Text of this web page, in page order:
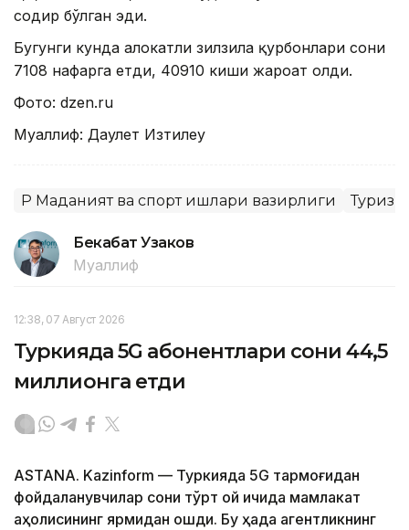
содир бўлган эди.
Бугунги кунда ҳалокатли зилзила қурбонлари сони
7108 нафарга етди, 40910 киши жароҳат олди.
Фото: dzen.ru
Муаллиф: Даулет Изтилеу
ҚР Маданият ва спорт ишлари вазирлиги Туризм
Бекабат Узаков
Муаллиф
12:38, 07 Август 2026
Туркияда 5G абонентлари сони 44,5
миллионга етди
ASTANA. Kazinform — Туркияда 5G тармоғидан
фойдаланувчилар сони тўрт ой ичида мамлакат
аҳолисининг ярмидан ошди. Бу ҳақда агентликнинг